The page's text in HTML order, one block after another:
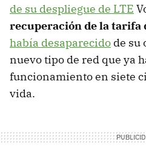
de su despliegue de LTE
recuperación de la tarifa
había desaparecido de su
nuevo tipo de red que ya
funcionamiento en siete
vida.